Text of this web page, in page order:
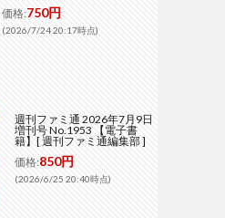
価格:750円
(2026/7/24 20:17時点)
週刊ファミ通 2026年7月9日
増刊号 No.1953 【電子書
籍】[ 週刊ファミ通編集部 ]
価格:850円
(2026/6/25 20:40時点)